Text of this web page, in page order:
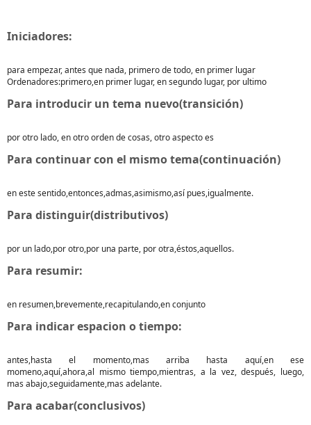
Iniciadores:
para empezar, antes que nada, primero de todo, en primer lugar
Ordenadores:primero,en primer lugar, en segundo lugar, por ultimo
Para introducir un tema nuevo(transición)
por otro lado, en otro orden de cosas, otro aspecto es
Para continuar con el mismo tema(continuación)
en este sentido,entonces,admas,asimismo,así pues,igualmente.
Para distinguir(distributivos)
por un lado,por otro,por una parte, por otra,éstos,aquellos.
Para resumir:
en resumen,brevemente,recapitulando,en conjunto
Para indicar espacion o tiempo:
antes,hasta el momento,mas arriba hasta aquí,en ese
momeno,aquí,ahora,al mismo tiempo,mientras, a la vez, después, luego,
mas abajo,seguidamente,mas adelante.
Para acabar(conclusivos)